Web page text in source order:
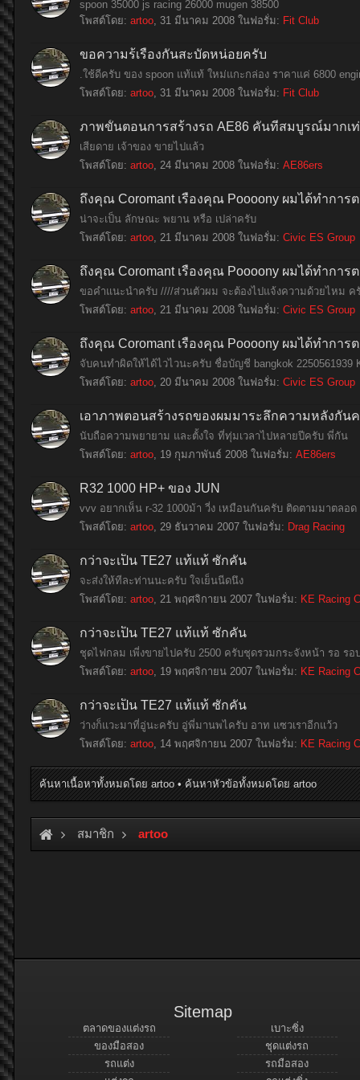
spoon 35000 js racing 26000 mugen 38500
โพสต์โดย: artoo, 31 มีนาคม 2008 ในฟอรั่ม: Fit Club
ขอความร้เรื่องกันสะบัดหน่อยครับ
.ใช้ดีครับ ของ spoon แท้แท้ ใหม่แกะกล่อง ราคาแค่ 6800
โพสต์โดย: artoo, 31 มีนาคม 2008 ในฟอรั่ม: Fit Club
ภาพขั้นตอนการสร้างรถ AE86 คันที่สมบูรณ์มากเท่
เสียดาย เจ้าของ ขายไปแล้ว
โพสต์โดย: artoo, 24 มีนาคม 2008 ในฟอรั่ม: AE86ers
ถึงคุณ Coromant เรื่องคุณ Poooony ผมได้ทํากา
น่าจะเป็น ลักษณะ พยาน หรือ เปล่าครับ
โพสต์โดย: artoo, 21 มีนาคม 2008 ในฟอรั่ม: Civic ES Group
ถึงคุณ Coromant เรื่องคุณ Poooony ผมได้ทํากา
ขอคำแนะนำครับ ////ส่วนตัวผม จะต้องไปแจ้งความด้วยไหม ค
โพสต์โดย: artoo, 21 มีนาคม 2008 ในฟอรั่ม: Civic ES Group
ถึงคุณ Coromant เรื่องคุณ Poooony ผมได้ทํากา
จับคนทำผิดให้ได้ไวไวนะครับ ชื่อบัญชี bangkok
โพสต์โดย: artoo, 20 มีนาคม 2008 ในฟอรั่ม: Civic ES Group
เอาภาพตอนสร้างรถของผมมาระลึกความหลังกัน
นับถือความพยายาม และตั้งใจ ที่ทุ่มเวลาไปหลายปีครับ พี่กัน
โพสต์โดย: artoo, 19 กุมภาพันธ์ 2008 ในฟอรั่ม: AE86ers
R32 1000 HP+ ของ JUN
vvv อยากเห็น r-32 1000ม้า วี่ง เหมือนกันครับ ติดตามมาตลอด
โพสต์โดย: artoo, 29 ธันวาคม 2007 ในฟอรั่ม: Drag Racing
กว่าจะเป็น TE27 แท้แท้ ซักคัน
จะส่งให้ทีละท่านนะครับ ใจเย็นนีดนึง
โพสต์โดย: artoo, 21 พฤศจิกายน 2007 ในฟอรั่ม: KE Racing
กว่าจะเป็น TE27 แท้แท้ ซักคัน
ชุดไฟกลม เพี่งขายไปครับ 2500 ครับชุดรวมกระจังหน้า รอ รอ
โพสต์โดย: artoo, 19 พฤศจิกายน 2007 ในฟอรั่ม: KE Racing
กว่าจะเป็น TE27 แท้แท้ ซักคัน
ว่างก็แวะมาที่อู่นะครับ อู่พี่มานพไครับ อาท แซวเราอีกแว้ว
โพสต์โดย: artoo, 14 พฤศจิกายน 2007 ในฟอรั่ม: KE Racing
ค้นหาเนื้อหาทั้งหมดโดย artoo ค้นหาหัวข้อทั้งหมดโดย artoo
สมาชิก artoo
Sitemap
ตลาดของแต่งรถ
ของมือสอง
รถแต่ง
เบาะซิ่ง
ชุดแต่งรถ
รถมือสอง